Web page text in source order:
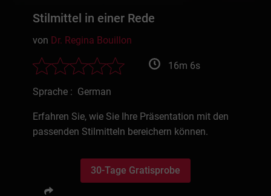
Stilmittel in einer Rede
von Dr. Regina Bouillon
16m 6s
Sprache : German
Erfahren Sie, wie Sie Ihre Präsentation mit den
passenden Stilmitteln bereichern können.
30-Tage Gratisprobe